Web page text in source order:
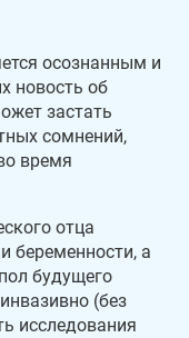
осознанным и
новость об
застать
сомнений,
время
отца
беременности, а
будущего
(без
исследования